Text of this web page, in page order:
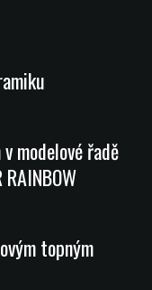
modelové řadě
RAINBOW
topným